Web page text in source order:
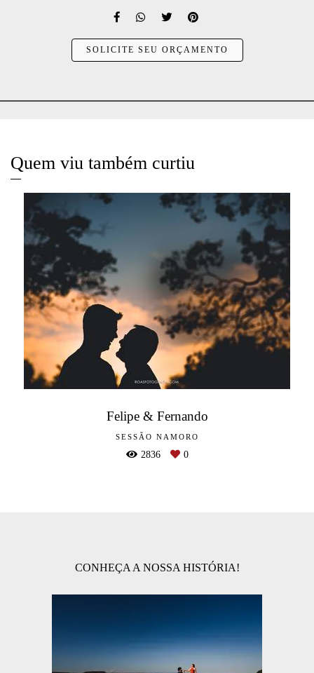
SOLICITE SEU ORÇAMENTO
Quem viu também curtiu
Felipe & Fernando
SESSÃO NAMORO
2836 0
CONHEÇA A NOSSA HISTÓRIA!